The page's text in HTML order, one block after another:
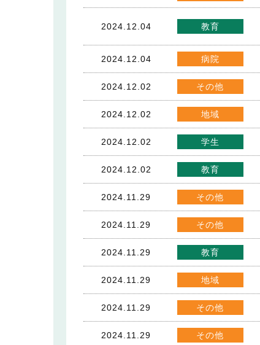
2024.12.04 教育
2024.12.04 病院
2024.12.02 その他
2024.12.02 地域
2024.12.02 学生
2024.12.02 教育
2024.11.29 その他
2024.11.29 その他
2024.11.29 教育
2024.11.29 地域
2024.11.29 その他
2024.11.29 その他